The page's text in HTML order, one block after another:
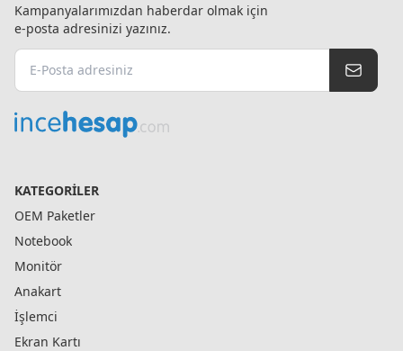
Kampanyalarımızdan haberdar olmak için
e-posta adresinizi yazınız.
KATEGORILER
OEM Paketler
Notebook
Monitör
Anakart
İşlemci
Ekran Kartı